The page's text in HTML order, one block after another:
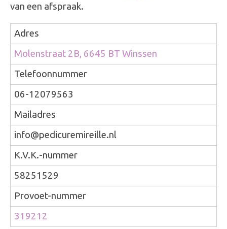
van een afspraak.
Adres
Molenstraat 2B, 6645 BT Winssen
Telefoonnummer
06-12079563
Mailadres
info@pedicuremireille.nl
K.V.K.-nummer
58251529
Provoet-nummer
319212